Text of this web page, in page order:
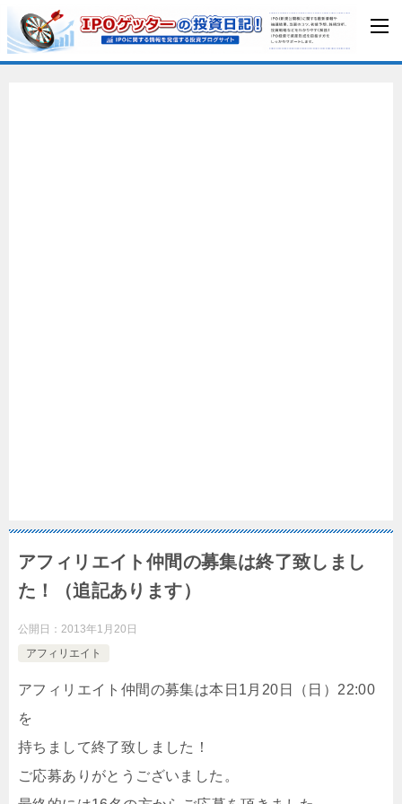
アフィリエイト仲間の募集は終了致しまし
た！（追記あります）
公開日： 2013年1月20日
アフィリエイト
アフィリエイト仲間の募集は本日1月20日（日）22:00
を
持ちまして終了致しました！
ご応募ありがとうございました。